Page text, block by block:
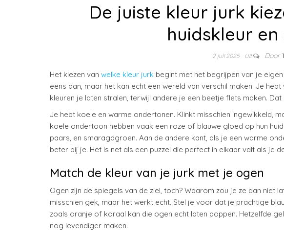
De juiste kleur jurk
huidskleur en
2 juli 2025 Uit Door
Het kiezen van welke kleur jurk begint met het begrijpen van je
eens aan, maar het kan echt een wereld van verschil maken. Je
kleuren je laten stralen, terwijl andere je een beetje flets maken.
Je hebt koele en warme ondertonen. Klinkt misschien ingewikkeld,
koele ondertoon hebben vaak een roze of blauwe gloed op hun
paars, en smaragdgroen. Aan de andere kant, als je een warme
beter bij je. Het is net als een puzzel die perfect in elkaar valt als je
Match de kleur van je jurk met je ogen
Ogen zijn de spiegels van de ziel, toch? Waarom zou je ze dan niet
misschien gek, maar het werkt echt. Stel je voor dat je prachtige
zoals oranje of koraal kan die ogen echt laten poppen. Hetzelfde
nog levendiger maken.